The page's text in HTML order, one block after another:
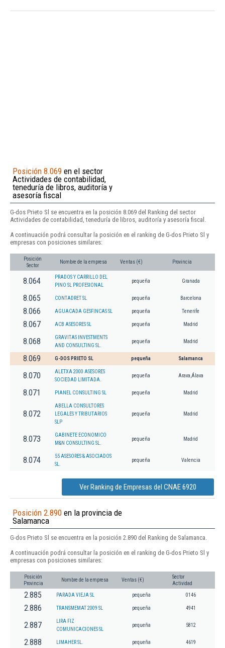
Posición 8.069 en el sector
Actividades de contabilidad,
teneduría de libros, auditoría y
asesoría fiscal
G-dos Prieto Sl se encuentra en la posición 8.069 del Ranking del sector
Actividades de contabilidad, teneduría de libros, auditoría y asesoría fiscal.
A continuación podrá consultar la posición en el ranking de G-dos Prieto Sl y
empresas con posiciones similares:
Posición
Sector
Nombre de la empresa Ventas (€) Provincia
8.064
PRADOS Y CARRILLO DEL
PINO SL PROFESIONAL
pequeña Granada
8.065 CONTADRET SL pequeña Barcelona
8.066 AGUACADA GESFINCAS SL pequeña Tenerife
8.067 ACB ASESORES SL pequeña Madrid
8.068
GRAVITAS INVESTMENTS
AND CONSULTING SL.
pequeña Madrid
8.069 G-DOS PRIETO SL pequeña Salamanca
8.070
ALETXA 2000 ASESORES
SOCIEDAD LIMITADA.
pequeña Arava,Álava
8.071 PIANEL CONSULTING SL pequeña Madrid
8.072
ABELLA CONSULTORES
LEGALES Y TRIBUTARIOS
SLP
pequeña Madrid
8.073
GABINETE ECONOMICO
M&N CONSULTING SL.
pequeña Madrid
8.074
55 ASESORES & ASOCIADOS
SL.
pequeña Valencia
Ver Ranking de Empresas del CNAE 6920
Posición 2.890 en la provincia de
Salamanca
G-dos Prieto Sl se encuentra en la posición 2.890 del Ranking de Salamanca.
A continuación podrá consultar la posición en el ranking de G-dos Prieto Sl y
empresas con posiciones similares:
Posición
Provincia
Nombre de la empresa Ventas (€)
Sector
Actividad
2.885 PARADA VIEJA SL pequeña 0146
2.886 TRANSMEMAT 2009 SL pequeña 4941
2.887
LIRA FIZ
COMUNICACIONES SL
pequeña 5812
2.888 LIMAHER SL. pequeña 4619